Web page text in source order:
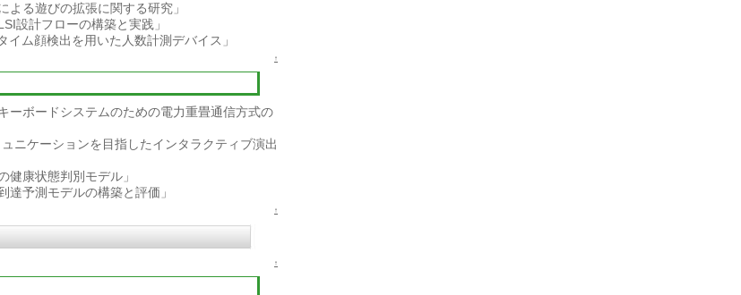
よる遊びの拡張に関する研究」
設計フローの構築と実践」
ム顔検出を用いた人数計測デバイス」
↑
ーボードシステムのための電力重畳通信方式の
ニケーションを目指したインタラクティブ演出
健康状態判別モデル」
達予測モデルの構築と評価」
↑
↑